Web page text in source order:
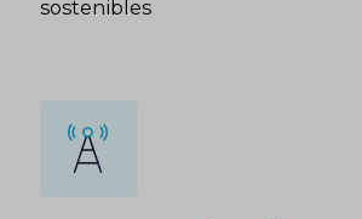
sostenibles